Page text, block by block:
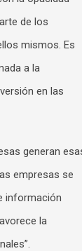
de los
mismos. Es
a la
en las
generan
empresas se
información
la